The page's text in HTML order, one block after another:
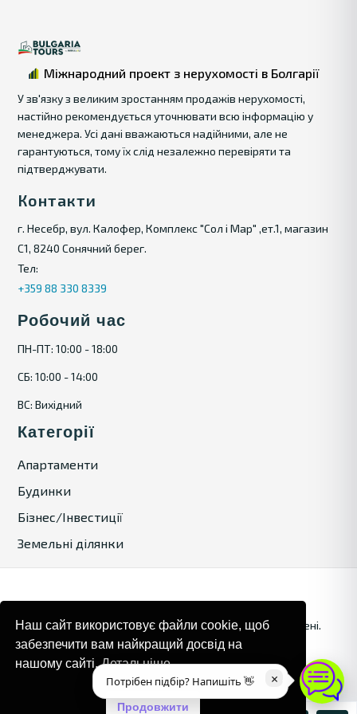
Міжнародний проект з нерухомості в Болгарії
У зв'язку з великим зростанням продажів нерухомості,
настійно рекомендується уточнювати всю інформацію у
менеджера. Усі дані вважаються надійними, але не
гарантуються, тому їх слід незалежно перевіряти та
підтверджувати.
Контакти
г. Несебр, вул. Калофер, Комплекс "Сол і Мар" ,ет.1, магазин
С1, 8240 Сонячний берег.
Тел:
+359 88 330 8339
Робочий час
ПН-ПТ: 10:00 - 18:00
СБ: 10:00 - 14:00
ВС: Вихідний
Категорії
Апартаменти
Будинки
Бізнес/Інвестиції
Земельні ділянки
© 2024. Bulgaria Tours by Inrealr4u. Усі права захищені.
Карта сайтуПолітика конфіденційності
×
Потрібен підбір? Напишіть 👋
Наш сайт використовує файли cookie, щоб
забезпечити вам найкращий досвід на
нашому сайті.Детальніше
Продовжити